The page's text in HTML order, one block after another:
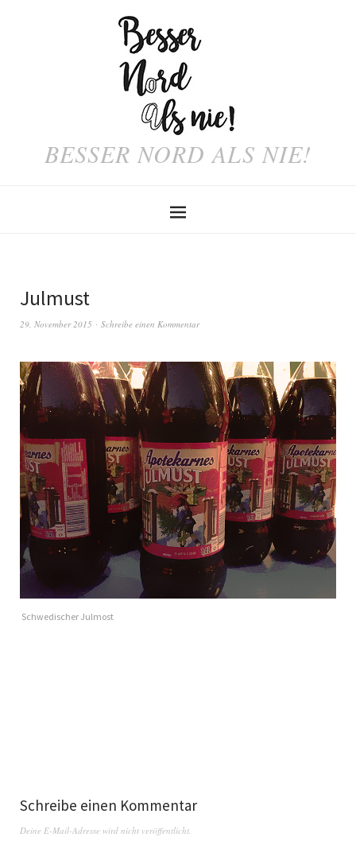
BESSER NORD ALS NIE!
Julmust
29. November 2015 Schreibe einen Kommentar
Schwedis­ch­er Julmost
Schreibe einen Kommentar
Deine E-Mail-Adresse wird nicht veröffentlicht.